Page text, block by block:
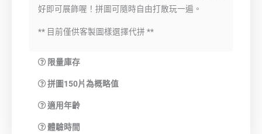
好即可展飾喔！拼圖可隨時自由打散玩一遍。
** 目前僅供客製圖樣選擇代拼 **
限量庫存
拼圖150片為概略值
適用年齡
體驗時間